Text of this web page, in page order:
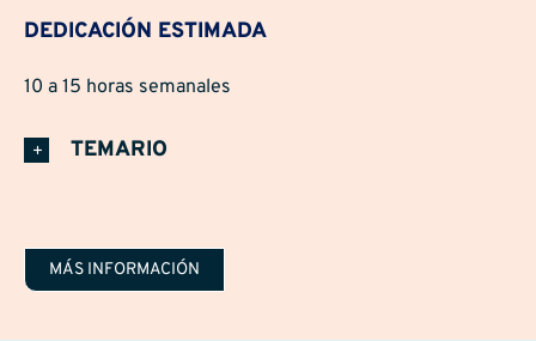
DEDICACIÓN ESTIMADA
10 a 15 horas semanales
TEMARIO
MÁS INFORMACIÓN